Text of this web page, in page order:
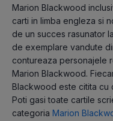
Marion Blackwood
carti in limba engleza si
de un succes rasunator
de exemplare vandute
contureaza personajele
Marion Blackwood.
Blackwood este citita cu
Poti gasi toate cartile
categoria Marion